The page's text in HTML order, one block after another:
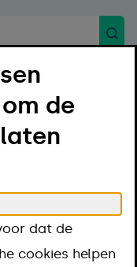
de
dat de
cookies helpen